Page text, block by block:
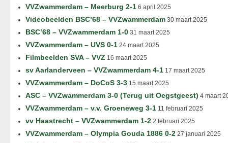
VVZwammerdam – Meerburg 2-1 6 april 2025
Videobeelden BSC’68 – VVZwammerdam 30 maart 2025
BSC’68 – VVZwammerdam 1-0 31 maart 2025
VVZwammerdam – UVS 0-1 24 maart 2025
Filmbeelden SVA – VVZ 16 maart 2025
sv Aarlanderveen – VVZwammerdam 4-1 17 maart 2025
VVZwammerdam – DoCoS 3-3 15 maart 2025
ASC – VVZwammerdam 3-0 (Terug uit Oegstgeest) 4 maart
VVZwammerdam – v.v. Groeneweg 3-1 11 februari 2025
vv Haastrecht – VVZwammerdam 1-2 2 februari 2025
VVZwammerdam – Olympia Gouda 1886 0-2 27 januari 2025